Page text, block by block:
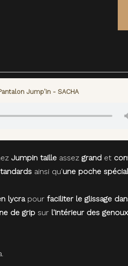
Jump'in - SACHA
Jumpin taille assez grand et
ainsi qu'une poche
lycrapour faciliter le glissage
de grip sur l'intérieur des genoux